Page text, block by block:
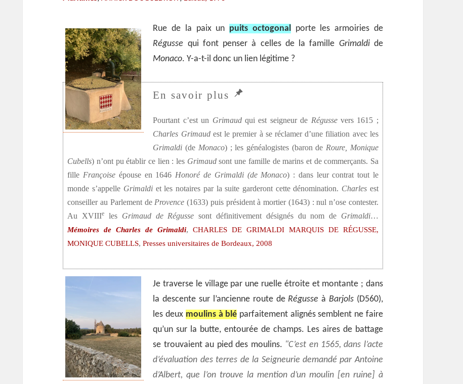
Rue de la paix un puits octogonalporte les armoiries de
Régusse qui font penser à celles de la famille Grimaldide
Monaco. Y-a-t-il donc un lien légitime ?
Pourtant c’est un Grimaudqui est seigneur de Régussevers 1615 ;
Charles Grimaud est le premier à se réclamer d’une filiation avec les
Grimaldi (de Monaco) ; les généalogistes (baron deRoure, Monique
Cubells) n’ont pu établir ce lien : les Grimaudsont une famille de marins et de commerçants. Sa
filleFrançoise épouse en 1646Honoré de Grimaldi (de Monaco) : dans leur contrat tout le
monde s’appelle Grimaldi et les notaires par la suite garderont cette dénomination. Charles est
conseiller au Parlement deProvence (1633) puis président à mortier (1643) : nul n’ose contester.
Au XVIIIe les Grimaud de Régusse sont définitivement désignés du nom de Grimaldi…
Mémoires de Charles de Grimaldi,CHARLES DE GRIMALDI MARQUIS DE RÉGUSSE,
‎MONIQUE CUBELLS,Presses universitaires de Bordeaux, 2008
Je traverse le village par une ruelle étroite et montante ; dans
la descente sur l’ancienne route de Régusse àBarjols (D560),
les deux moulins à blé parfaitement alignés semblent ne faire
qu’un sur la butte, entourée de champs. Les aires de battage
se trouvaient au pied des moulins.
C’est en 1565, dans l’acte
d’évaluation des terres de la Seigneurie demandé par Antoine
d’Albert, que l’on trouve la mention d’un moulin [en ruine] à